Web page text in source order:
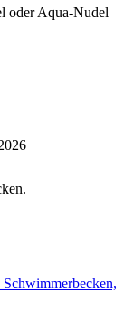
oder Aqua-Nudel